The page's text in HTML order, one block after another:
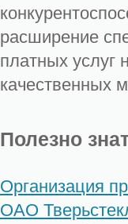
расширение
платных услуг
качественных
Полезно
Организация
ОАО